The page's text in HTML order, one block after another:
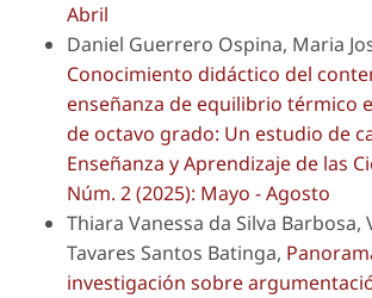
Abril
Daniel Guerrero Ospina, Maria
Conocimiento didáctico del
enseñanza de equilibrio térmico
de octavo grado: Un estudio de
Enseñanza y Aprendizaje de las
Núm. 2 (2025): Mayo - Agosto
Thiara Vanessa da Silva Barbosa,
Tavares Santos Batinga,
investigación sobre